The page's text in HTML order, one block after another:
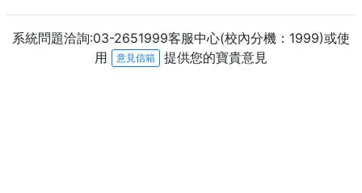
系統問題洽詢:03-2651999客服中心(校內分機：1999)或使
用
意見信箱 提供您的寶貴意見